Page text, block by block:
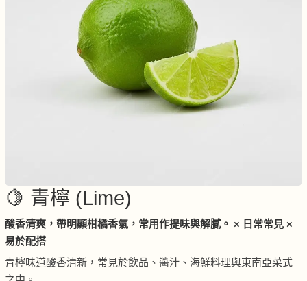
🍋 青檸 (Lime)
酸香清爽，帶明顯柑橘香氣，常用作提味與解膩。 × 日常常見 ×
易於配搭
青檸味道酸香清新，常見於飲品、醬汁、海鮮料理與東南亞菜式